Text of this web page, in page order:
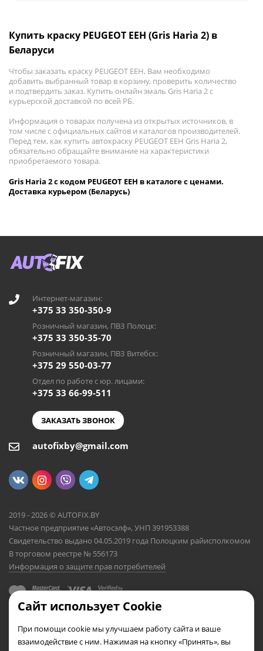
Купить краску PEUGEOT EEH (Gris Haria 2) в
Беларуси
Чтобы заказать краску PEUGEOT EEH, Вам необходимо
добавить выбранный товар в корзину, проверить количество
и подтвердить заказ. Купить онлайн эмаль Gris Haria 2 с
курьерской доставкой по всей РБ.
Информация о товарах получена из открытых источников, в
том числе с официальных сайтов и каталогов производителей.
Перед тем, как купить автокраску PEUGEOT EEH Gris Haria 2,
обязательно обращайте внимание на характеристики
приобретаемого товара.
Gris Haria 2 с кодом PEUGEOT EEH в каталоге с ценами.
Доставка курьером (Беларусь)
Интернет-магазин:
+375 33 350-350-9
Розничный магазин, ПВЗ Полоцк:
+375 33 350-35-70
Розничный магазин, ПВЗ Витебск:
+375 29 550-03-77
Отдел по работе с юр. лицами:
+375 33 66-99-511
ЗАКАЗАТЬ ЗВОНОК
autofixby@gmail.com
2019 - 2026 © AUTOFIX.BY
Частное предприятие «Автосэлф», УНП 391953388
Свидетельство выдано 04.05.2019 года Полоцким райисполкомом
В торговом реестре № 556173
Информация о защите прав потребителей
Сайт использует Cookie
При помощи cookie мы улучшаем работу сайта и ваше
взаимодействие с ним. Нажимая на кнопку «Принять», вы